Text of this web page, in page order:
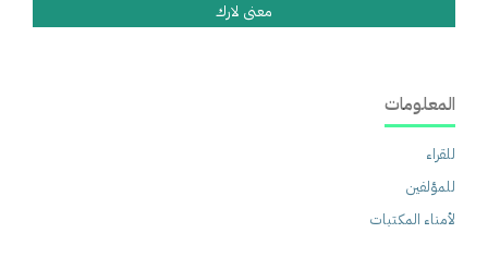
معنى لارك
المعلومات
للقراء
للمؤلفين
لأمناء المكتبات